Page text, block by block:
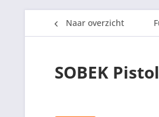
Naar overzicht
SOBEK